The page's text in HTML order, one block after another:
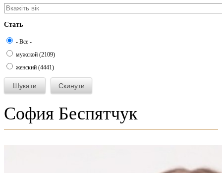
Стать
- Все -
мужской (2109)
женский (4441)
София Беспятчук